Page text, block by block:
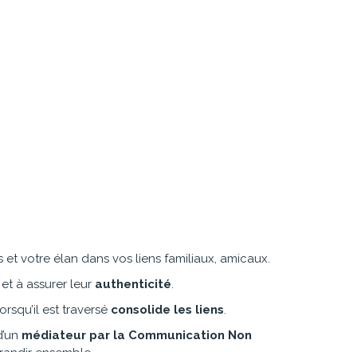
et votre élan dans vos liens familiaux, amicaux.
à assurer leur authenticité.
est traversé consolide les liens.
médiateur par la Communication Non